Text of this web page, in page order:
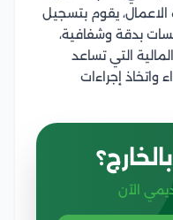
يقوم بتسجيل
بدقة وشفافية،
التي تساعد
إجراءات
الآن